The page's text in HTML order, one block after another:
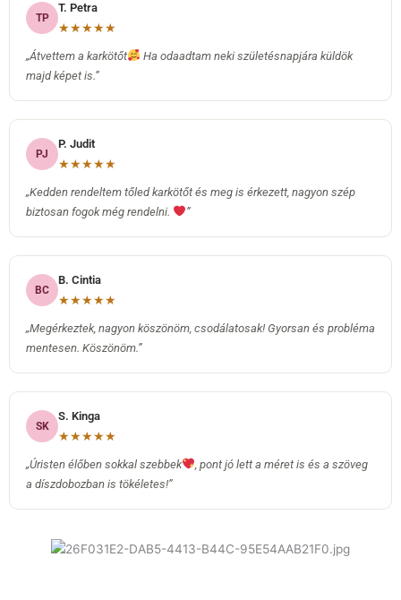
TP
T. Petra
★★★★★
„Átvettem a karkötőt
Ha odaadtam neki születésnapjára küldök
majd képet is.”
PJ
P. Judit
★★★★★
„Kedden rendeltem tőled karkötőt és meg is érkezett, nagyon szép
biztosan fogok még rendelni.
”
BC
B. Cintia
★★★★★
„Megérkeztek, nagyon köszönöm, csodálatosak! Gyorsan és probléma
mentesen. Köszönöm.”
SK
S. Kinga
★★★★★
„Úristen élőben sokkal szebbek
, pont jó lett a méret is és a szöveg
a díszdobozban is tökéletes!”